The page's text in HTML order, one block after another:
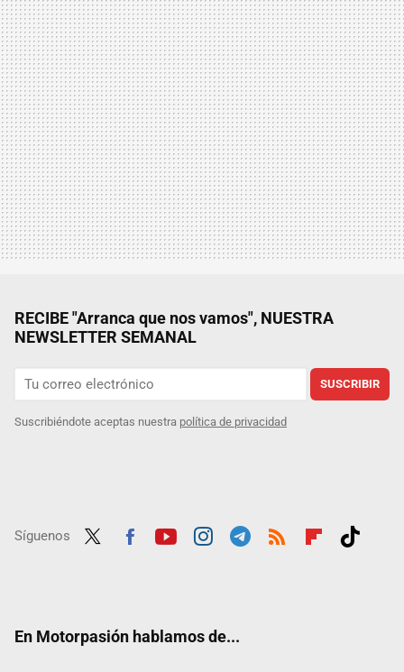
RECIBE "Arranca que nos vamos", NUESTRA
NEWSLETTER SEMANAL
SUSCRIBIR
Suscribiéndote aceptas nuestra política de privacidad
Síguenos
En Motorpasión hablamos de...